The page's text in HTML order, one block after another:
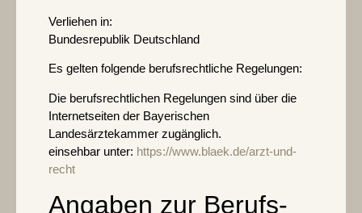
Verliehen in:
Bundesrepublik Deutschland
Es gelten folgende berufsrechtliche Regelungen:
Die berufsrechtlichen Regelungen sind über die
Internetseiten der Bayerischen
Landesärztekammer zugänglich.
einsehbar unter: https://www.blaek.de/arzt-und-
recht
Angaben zur Berufs­